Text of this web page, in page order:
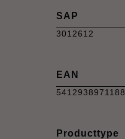
SAP
3012612
EAN
5412938971188
Producttype